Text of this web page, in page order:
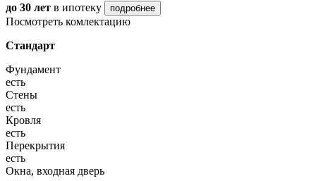
до 30 лет в ипотеку подробнее
Посмотреть комлектацию
Стандарт
Фундамент
есть
Стены
есть
Кровля
есть
Перекрытия
есть
Окна, входная дверь